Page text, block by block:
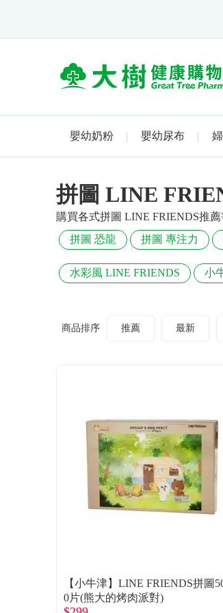
嬰幼奶粉 嬰幼尿布
拼圖 LINE
購買各式拼圖 LINE FRIENDS推
拼圖 恐龍
拼圖 專注力
水彩風 LINE FRIENDS 小
商品排序 推薦 最新
【小牛津】LINE FRIENDS拼圖
0片(熊大的烤肉派對)